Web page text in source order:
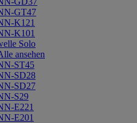
GT47
K121
K101
Solo
ansehen
ST45
SD28
SD27
S29
E221
E201